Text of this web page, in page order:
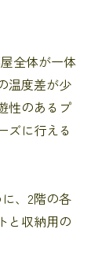
全体が一体
温度差が少
性のあるプ
ズに行える
、2階の各
と収納用の